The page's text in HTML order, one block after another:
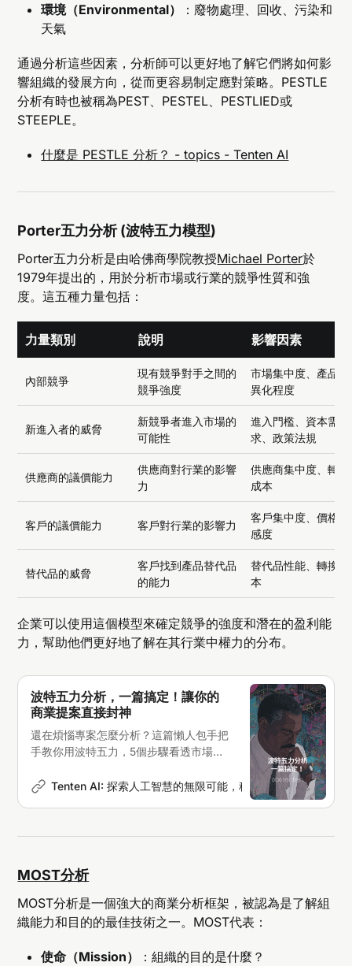
環境（Environmental）
：廢物處理、回收、污染和
天氣
通過分析這些因素，分析師可以更好地了解它們將如何影
響組織的發展方向，從而更容易制定應對策略。PESTLE
分析有時也被稱為PEST、PESTEL、PESTLIED或
STEEPLE。
什麼是 PESTLE 分析？ - topics - Tenten AI
Porter五力分析 (波特五力模型)
Porter五力分析是由哈佛商學院教授Michael Porter於
1979年提出的，用於分析市場或行業的競爭性質和強
度。這五種力量包括：
力量類別 說明 影響因素
內部競爭
現有競爭對手之間的
競爭強度
市場集中度、產品差
異化程度
新進入者的威脅
新競爭者進入市場的
可能性
進入門檻、資本需
求、政策法規
供應商的議價能力
供應商對行業的影響
力
供應商集中度、轉換
成本
客戶的議價能力 客戶對行業的影響力
客戶集中度、價格敏
感度
替代品的威脅
客戶找到產品替代品
的能力
替代品性能、轉換成
本
企業可以使用這個模型來確定競爭的強度和潛在的盈利能
力，幫助他們更好地了解在其行業中權力的分布。
波特五力分析，一篇搞定！讓你的
商業提案直接封神
還在煩惱專案怎麼分析？這篇懶人包手把
手教你用波特五力，5個步驟看透市場，
Tenten AI: 探索人工智慧的無限可能，科技新聞深度解析
MOST分析
MOST分析是一個強大的商業分析框架，被認為是了解組
織能力和目的的最佳技術之一。MOST代表：
使命（Mission）
：組織的目的是什麼？